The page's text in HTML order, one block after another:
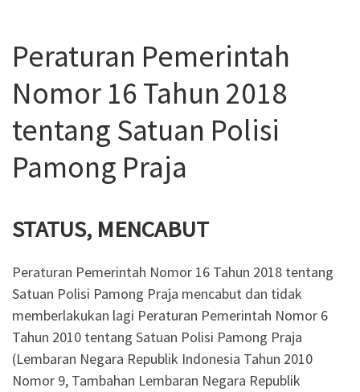
Peraturan Pemerintah
Nomor 16 Tahun 2018
tentang Satuan Polisi
Pamong Praja
STATUS, MENCABUT
Peraturan Pemerintah Nomor 16 Tahun 2018 tentang
Satuan Polisi Pamong Praja mencabut dan tidak
memberlakukan lagi Peraturan Pemerintah Nomor 6
Tahun 2010 tentang Satuan Polisi Pamong Praja
(Lembaran Negara Republik Indonesia Tahun 2010
Nomor 9, Tambahan Lembaran Negara Republik